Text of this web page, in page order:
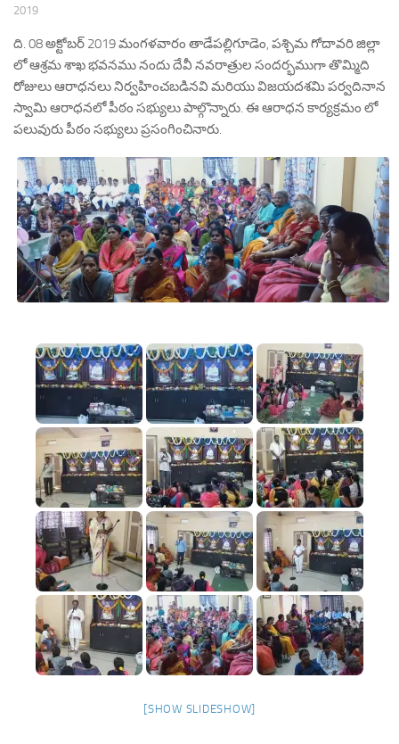
2019
ది. 08 అక్టోబర్ 2019 మంగళవారం తాడేపల్లిగూడెం, పశ్చిమ గోదావరి జిల్లా
లో ఆశ్రమ శాఖ భవనము నందు దేవీ నవరాత్రుల సందర్భముగా తొమ్మిది
రోజులు ఆరాధనలు నిర్వహించబడినవి మరియు విజయదశమి పర్వదినాన
స్వామి ఆరాధనలో పీఠం సభ్యులు పాల్గొన్నారు. ఈ ఆరాధన కార్యక్రమం లో
పలువురు పీఠం సభ్యులు ప్రసంగించినారు.
[SHOW SLIDESHOW]